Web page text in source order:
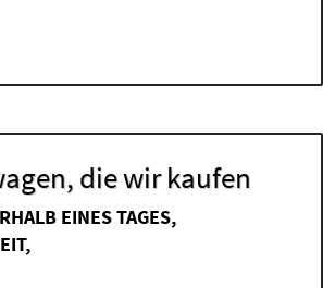
die wir kaufen
EINES TAGES,